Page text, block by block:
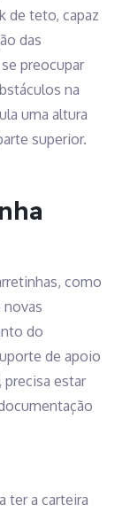
de teto, capaz
das
preocupar
na
uma altura
superior.
como
novas
do
de apoio
estar
ter a carteira